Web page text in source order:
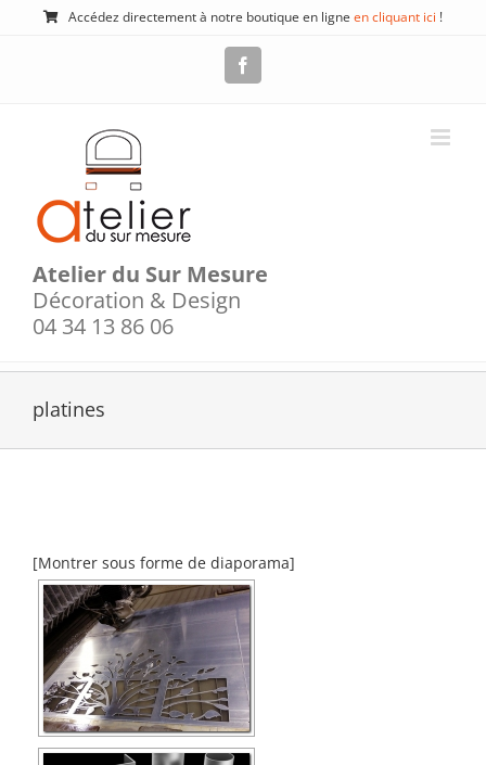
Passer
Accédez directement à notre boutique en ligne en cliquant ici !
Atelier du Sur Mesure
Décoration & Design
04 34 13 86 06
platines
[Montrer sous forme de diaporama]